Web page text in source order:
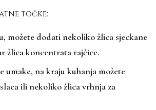
točke:
možete dodati nekoliko žlica sjeckane
žlica koncentrata rajčice.
umake, na kraju kuhanja možete
ili nekoliko žlica vrhnja za